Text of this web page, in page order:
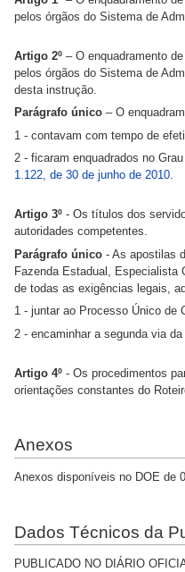
pelos órgãos do Sistema de
Artigo 2º – O enquadramento
pelos órgãos do Sistema de
desta instrução.
Parágrafo único – O
1 - contavam com tempo de
2 - ficaram enquadrados no
1.122, de 30 de junho de 2010.
Artigo 3º - Os títulos dos
autoridades competentes.
Parágrafo único - As apostilas
Fazenda Estadual, Especialista
de todas as exigências legais,
1 - juntar ao Processo Único de
2 - encaminhar a segunda via
Artigo 4º - Os procedimentos
orientações constantes do
Anexos
Anexos disponíveis no DOE de
Dados Técnicos da
PUBLICADO NO DIÁRIO